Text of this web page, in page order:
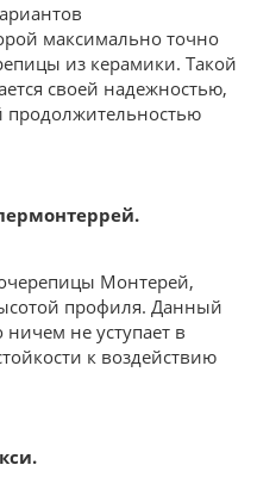
максимально точно
из керамики. Такой
своей надежностью,
продолжительностью
Монтерей,
профиля. Данный
не уступает в
к воздействию